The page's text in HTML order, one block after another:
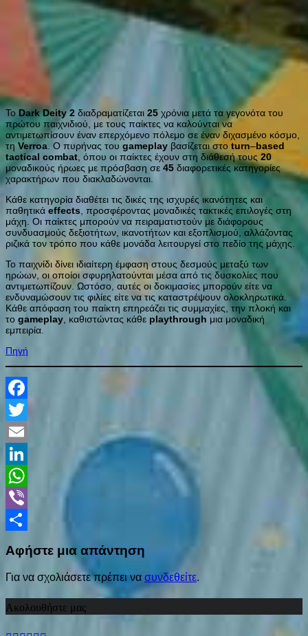
Το Dark Deity 2 διαδραματίζεται 25 χρόνια μετά τα γεγονότα του
πρώτου παιχνιδιού, με τους παίκτες να καλούνται να
αντιμετωπίσουν έναν επερχόμενο πόλεμο σε έναν διχασμένο κόσμο,
τη Verroa . Ο πυρήνας του gameplay βασίζεται στοturn–based
tactical combat , όπου οι παίκτες έχουν στη διάθεσή τους20
μοναδικούς ήρωες με πρόσβαση σε 45 διαφορετικές κατηγορίες
χαρακτήρων που διακλαδώνονται.
Κάθε κατηγορία διαθέτει τις δικές της ισχυρές ικανότητες και
παθητικά effects , προσφέροντας μοναδικές τακτικές επιλογές στη
μάχη. Οι παίκτες μπορούν να πειραματιστούν με διάφορους
συνδυασμούς δεξιοτήτων, ικανοτήτων και εξοπλισμού, αλλάζοντας
ριζικά τον τρόπο που κάθε μονάδα λειτουργεί στο πεδίο της μάχης.
Το παιχνίδι δίνει ιδιαίτερη έμφαση στους δεσμούς μεταξύ των
ηρώων, οι οποίοι σφυρηλατούνται μέσα από τις δυσκολίες που
αντιμετωπίζουν. Ωστόσο, αυτές οι δοκιμασίες μπορούν είτε να
ενδυναμώσουν τις φιλίες είτε να τις καταστρέψουν ολοκληρωτικά.
Κάθε απόφαση του παίκτη επηρεάζει τις συμμαχίες, την πλοκή και
το gameplay , καθιστώντας κάθε playthrough μια μοναδική
εμπειρία.
Πηγή
Facebook
Twitter
Email
LinkedIn
WhatsApp
Viber
Αφήστε μια απάντηση
Για να σχολιάσετε πρέπει να συνδεθείτε.
Ακολουθήστε μας